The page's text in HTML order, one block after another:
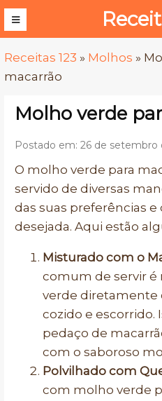
Receitas 123 » Molhos »
macarrão
Molho verde
Postado em: 26 de setembro
O molho verde para
servido de diversas
das suas preferências
desejada. Aqui estão
Misturado com o
comum de servir
verde diretamente
cozido e escorrido.
pedaço de
com o saboroso
Polvilhado com
com molho verde